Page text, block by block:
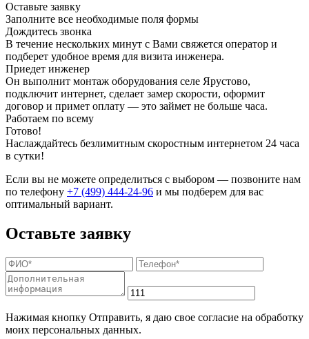
Оставьте заявку
Заполните все необходимые поля формы
Дождитесь звонка
В течение нескольких минут с Вами свяжется оператор и
подберет удобное время для визита инженера.
Приедет инженер
Он выполнит монтаж оборудования селе Ярустово,
подключит интернет, сделает замер скорости, оформит
договор и примет оплату — это займет не больше часа.
Работаем по всему
Готово!
Наслаждайтесь безлимитным скоростным интернетом 24 часа
в сутки!
Если вы не можете определиться с выбором — позвоните нам
по телефону +7 (499) 444-24-96 и мы подберем для вас
оптимальный вариант.
Оставьте заявку
Нажимая кнопку Отправить, я даю свое согласие на обработку
моих персональных данных.